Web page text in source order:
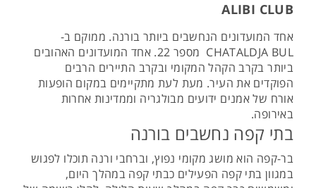
ALIBI CLUB
אחד המועדונים הנחשבים ביותר בורנה. ממוקם ב-
CHATALDJA BUL מספר 22. אחד המועדונים האהובים
ביותר בקרב הקהל המקומי ובקרב התיירים הרבים
הפוקדים את העיר. מעת לעת מתקיימים במקום הופעות
אורח של אמנים ידועים מבולגריה וממדינות אחרות
באירופה.
בתי קפה נחשבים בורנה
בר-קפה הוא מושג מקומי נפוץ, וברחבי ורנה תוכלו לפגוש
במגוון בתי קפה הפעילים כבתי קפה במהלך היום,